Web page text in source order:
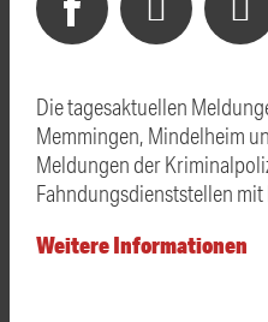
Die tagesaktuellen
Memmingen, Mindelheim
Meldungen der
Fahndungsdienststellen
Weitere Informationen